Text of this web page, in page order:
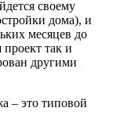
своему
дома), и
месяцев до
так и
другими
– это типовой